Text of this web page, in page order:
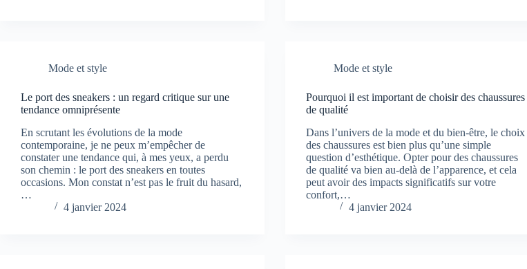
Mode et style
Le port des sneakers : un regard critique sur une
tendance omniprésente
En scrutant les évolutions de la mode
contemporaine, je ne peux m’empêcher de
constater une tendance qui, à mes yeux, a perdu
son chemin : le port des sneakers en toutes
occasions. Mon constat n’est pas le fruit du hasard,
…
4 janvier 2024
Mode et style
Pourquoi il est important de choisir des chaussures
de qualité
Dans l’univers de la mode et du bien-être, le choix
des chaussures est bien plus qu’une simple
question d’esthétique. Opter pour des chaussures
de qualité va bien au-delà de l’apparence, et cela
peut avoir des impacts significatifs sur votre
confort,…
4 janvier 2024